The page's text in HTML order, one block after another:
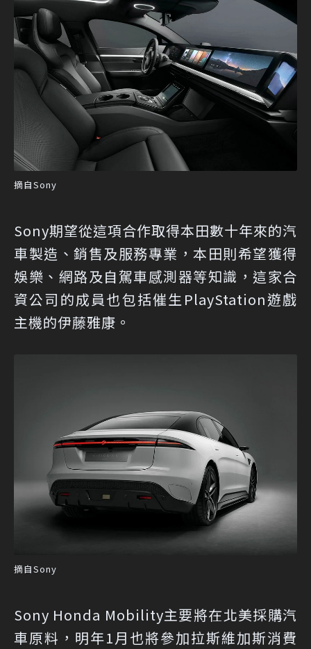
摘自Sony
Sony期望從這項合作取得本田數十年來的汽
車製造、銷售及服務專業，本田則希望獲得
娛樂、網路及自駕車感測器等知識，這家合
資公司的成員也包括催生PlayStation遊戲
主機的伊藤雅康。
摘自Sony
Sony Honda Mobility主要將在北美採購汽
車原料，明年1月也將參加拉斯維加斯消費